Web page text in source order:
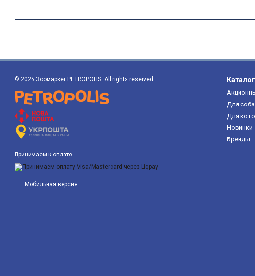
© 2026 Зоомаркет PETROPOLIS. All rights reserved
Принимаем к оплате
Мобильная версия
Каталог
Для
Для
Новинки
Бренды